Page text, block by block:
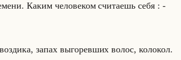
Каким че­ло­ве­ком счи­та­ешь себя : -
запах вы­го­рев­ших волос, ко­ло­кол.